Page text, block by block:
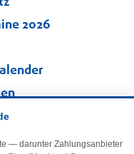
2026
— darunter Zahlungsanbieter